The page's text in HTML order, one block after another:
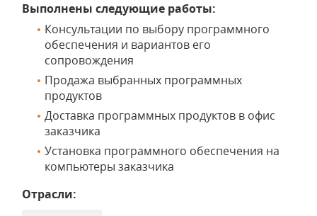
Выполнены следующие работы:
Консультации по выбору программного
обеспечения и вариантов его
сопровождения
Продажа выбранных программных
продуктов
Доставка программных продуктов в офис
заказчика
Установка программного обеспечения на
компьютеры заказчика
Отрасли: